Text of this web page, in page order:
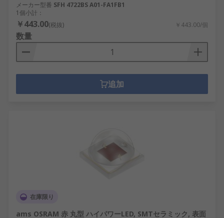
メーカー型番 SFH 4722BS A01-FA1FB1
1個小計：
￥443.00(税抜) ￥443.00/個
数量
追加
在庫限り
ams OSRAM 赤 丸型 ハイパワーLED, SMTセラミック, 表面